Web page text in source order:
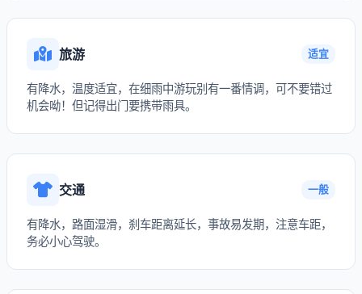
旅游 适宜
有降水，温度适宜，在细雨中游玩别有一番情调，可不要错过
机会呦！但记得出门要携带雨具。
交通 一般
有降水，路面湿滑，刹车距离延长，事故易发期，注意车距，
务必小心驾驶。